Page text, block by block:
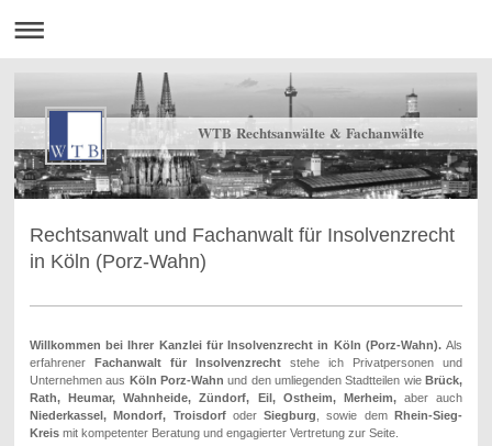
WTB Rechtsanwälte & Fachanwälte
Rechtsanwalt und Fachanwalt für Insolvenzrecht
in Köln (Porz-Wahn)
Willkommen bei Ihrer Kanzlei für Insolvenzrecht in Köln (Porz-Wahn).Als
erfahrener
Fachanwalt für Insolvenzrecht stehe ich Privatpersonen und
Unternehmen aus Köln Porz-Wahnund den umliegenden Stadtteilen wie Brück,
Rath, Heumar, Wahnheide, Zündorf, Eil, Ostheim, Merheim,aber auch
Niederkassel, Mondorf, TroisdorfoderSiegburg , sowie dem
Rhein-Sieg-
Kreis mit kompetenter Beratung und engagierter Vertretung zur Seite.